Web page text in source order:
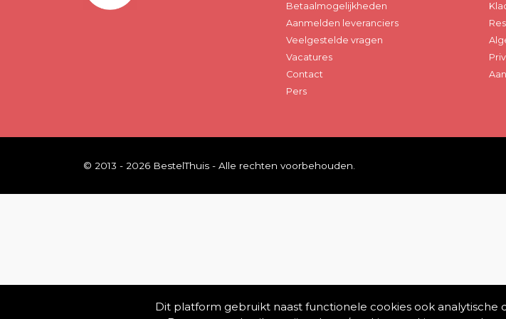
Betaalmogelijkheden
Aanmelden leveranciers
Veelgestelde vragen
Vacatures
Contact
Pers
© 2013 - 2026 BestelThuis - Alle rechten voorbehouden.
Dit platform gebruikt naast functionele cookies ook